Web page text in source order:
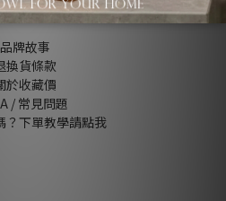
品牌故事
換貨條款
於收藏價
/ 常見問題
？下單教學請點我